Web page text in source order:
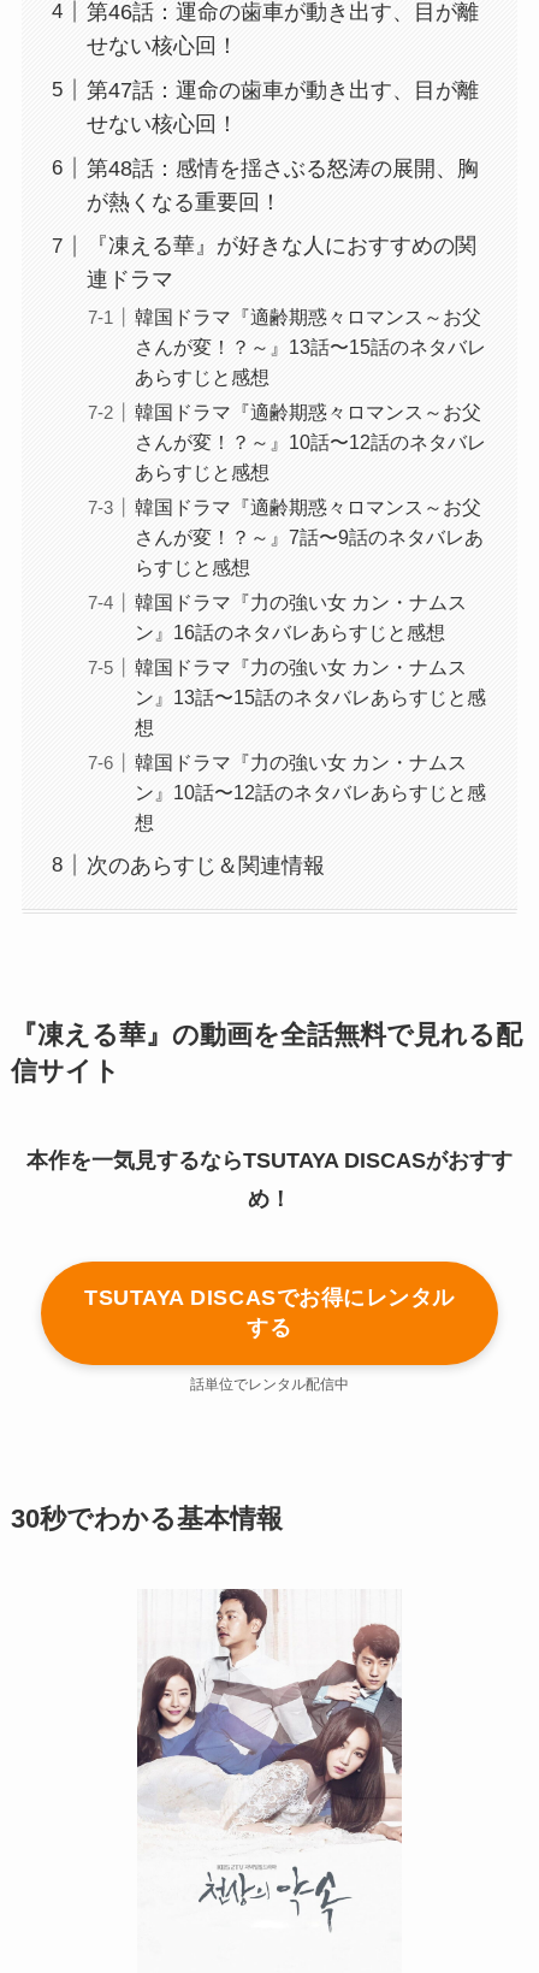
第46話：運命の歯車が動き出す、目が離
せない核心回！
第47話：運命の歯車が動き出す、目が離
せない核心回！
第48話：感情を揺さぶる怒涛の展開、胸
が熱くなる重要回！
『凍える華』が好きな人におすすめの関
連ドラマ
韓国ドラマ『適齢期惑々ロマンス～お父
さんが変！？～』13話〜15話のネタバレ
あらすじと感想
韓国ドラマ『適齢期惑々ロマンス～お父
さんが変！？～』10話〜12話のネタバレ
あらすじと感想
韓国ドラマ『適齢期惑々ロマンス～お父
さんが変！？～』7話〜9話のネタバレあ
らすじと感想
韓国ドラマ『力の強い女 カン・ナムス
ン』16話のネタバレあらすじと感想
韓国ドラマ『力の強い女 カン・ナムス
ン』13話〜15話のネタバレあらすじと感
想
韓国ドラマ『力の強い女 カン・ナムス
ン』10話〜12話のネタバレあらすじと感
想
次のあらすじ＆関連情報
『凍える華』の動画を全話無料で見れる配
信サイト
本作を一気見するならTSUTAYA DISCASがおすす
め！
TSUTAYA DISCASでお得にレンタル
する
話単位でレンタル配信中
30秒でわかる基本情報